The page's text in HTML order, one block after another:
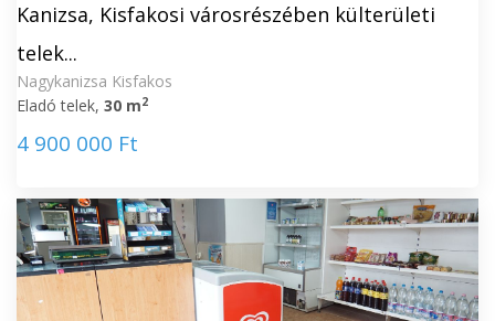
Kanizsa, Kisfakosi városrészében külterületi
telek...
Nagykanizsa Kisfakos
Eladó telek, 30 m2
4 900 000 Ft